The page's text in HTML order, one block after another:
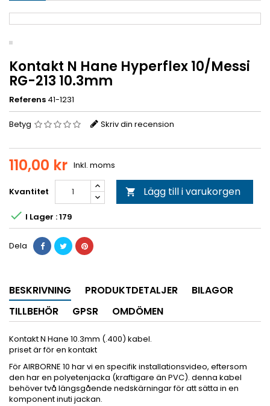
Kontakt N Hane Hyperflex 10/Messi
RG-213 10.3mm
Referens 41-1231
Betyg Skriv din recension
110,00 kr Inkl. moms
Kvantitet  Lägg till i varukorgen
 I Lager : 179
Dela
BESKRIVNING PRODUKTDETALJER
BILAGOR
TILLBEHÖR
GPSR OMDÖMEN
Kontakt N Hane 10.3mm (.400) kabel.
priset är för en kontakt
För AIRBORNE 10 har vi en specifik installationsvideo, eftersom
den har en polyetenjacka (kraftigare än PVC). denna kabel
behöver två längsgående nedskärningar för att sätta in en
komponent inuti jackan.